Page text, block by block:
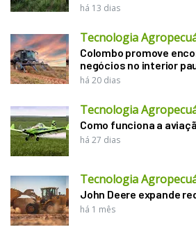
há 13 dias
Tecnologia
Colombo promove
negócios no interior
há 20 dias
Tecnologia
Como funciona a
há 27 dias
Tecnologia
John Deere expande
há 1 mês